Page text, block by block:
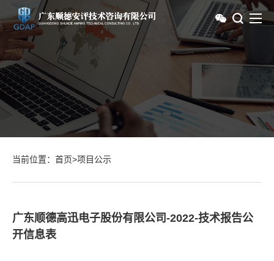
当前位置： 首页>项目公示
广东顺德高迅电子股份有限公司-2022-技术报告公
开信息表